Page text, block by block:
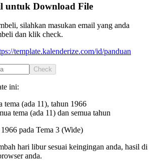
untuk Download File
silahkan masukan email yang anda
dan klik check.
template.kalenderize.com/id/panduan
Check
ini:
tema (ada 11), tahun 1966
tema (ada 11) dan semua tahun
1966 pada Tema 3 (Wide)
hari libur sesuai keingingan anda, hasil di
anda.